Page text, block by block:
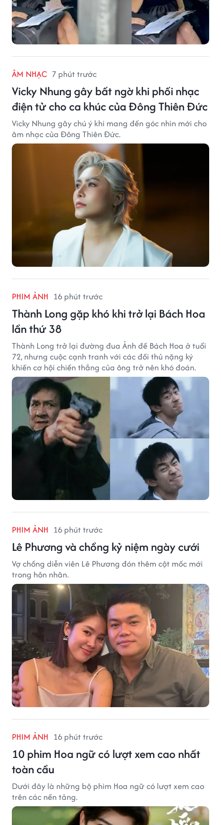
ÂM NHẠC 7 phút trước
Vicky Nhung gây bất ngờ khi phối nhạc
điện tử cho ca khúc của Đông Thiên Đức
Vicky Nhung gây chú ý khi mang đến góc nhìn mới cho
âm nhạc của Đông Thiên Đức.
PHIM ẢNH 16 phút trước
Thành Long gặp khó khi trở lại Bách Hoa
lần thứ 38
Thành Long trở lại đường đua Ảnh đế Bách Hoa ở tuổi
72, nhưng cuộc cạnh tranh với các đối thủ nặng ký
khiến cơ hội chiến thắng của ông trở nên khó đoán.
PHIM ẢNH 16 phút trước
Lê Phương và chồng kỷ niệm ngày cưới
Vợ chồng diễn viên Lê Phương đón thêm cột mốc mới
trong hôn nhân.
PHIM ẢNH 16 phút trước
10 phim Hoa ngữ có lượt xem cao nhất
toàn cầu
Dưới đây là những bộ phim Hoa ngữ có lượt xem cao
trên các nền tảng.